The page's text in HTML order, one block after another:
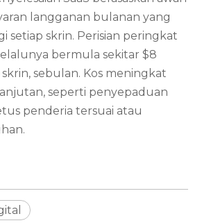
langganan bulanan yang
setiap skrin. Perisian peringkat
bermula sekitar $8
skrin, sebulan. Kos meningkat
seperti penyepaduan
penderia tersuai atau